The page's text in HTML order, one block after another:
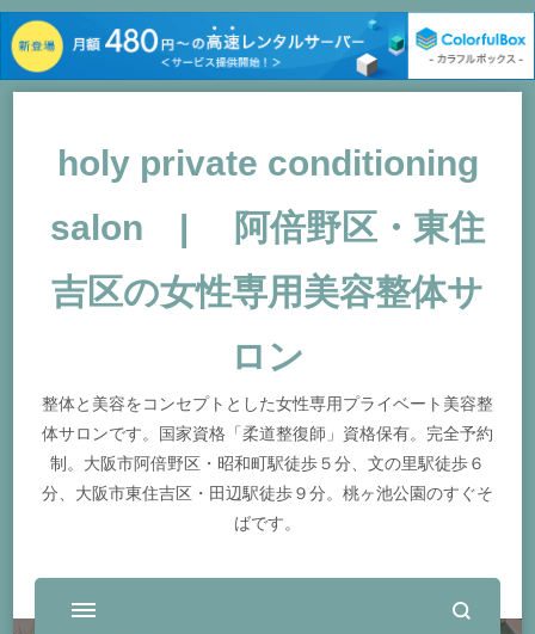
holy private conditioning
salon | 阿倍野区・東住
吉区の女性専用美容整体サ
ロン
整体と美容をコンセプトとした女性専用プライベート美容整
体サロンです。国家資格「柔道整復師」資格保有。完全予約
制。大阪市阿倍野区・昭和町駅徒歩５分、文の里駅徒歩６
分、大阪市東住吉区・田辺駅徒歩９分。桃ヶ池公園のすぐそ
ばです。